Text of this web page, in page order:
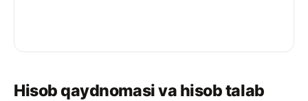
Hisob qaydnomasi va hisob talab